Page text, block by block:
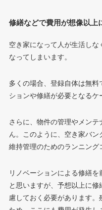
修繕などで費用が想像以上
空き家になって人が生活しな
なってしまいます。
多くの場合、登録自体は無
ションや修繕が必要となるケ
さらに、物件の管理やメン
ん。このように、空き家バン
維持管理のためのランニング
リノベーションによる修繕
と思いますが、予想以上に
慮しておく必要があります